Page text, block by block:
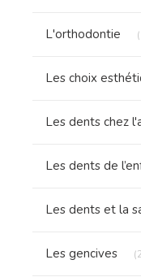
L'orthodontie
Les choix
Les dents chez
Les dents de
Les dents et la
Les gencives